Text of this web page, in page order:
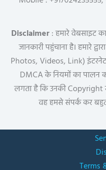
Disclaimer: हमारे वेबसाइट
जानकारी पहुंचाना है। हमारे
Photos, Videos, Link)
DMCA के नियमों का पालन
लगता है कि उनकी Copyright
वह हमसे संपर्क कर
Terms